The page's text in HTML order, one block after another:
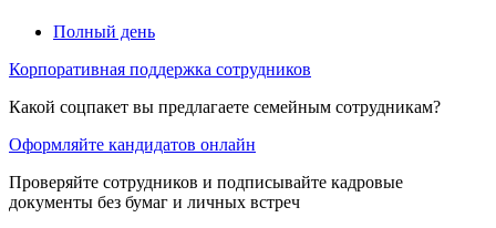
Полный день
Корпоративная поддержка сотрудников
Какой соцпакет вы предлагаете семейным сотрудникам?
Оформляйте кандидатов онлайн
Проверяйте сотрудников и подписывайте кадровые
документы без бумаг и личных встреч